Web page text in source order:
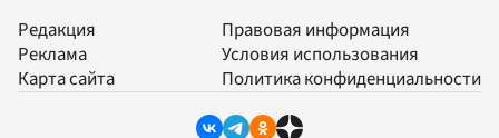
Редакция
Реклама
Карта сайта
Правовая информация
Условия использования
Политика конфиденциальности